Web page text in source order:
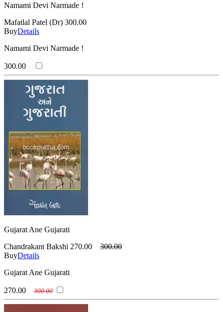
Namami Devi Narmade !
Mafatlal Patel (Dr) 300.00
BuyDetails
Namami Devi Narmade !
300.00
Gujarat Ane Gujarati
Chandrakant Bakshi 270.00
300.00
BuyDetails
Gujarat Ane Gujarati
270.00 300.00